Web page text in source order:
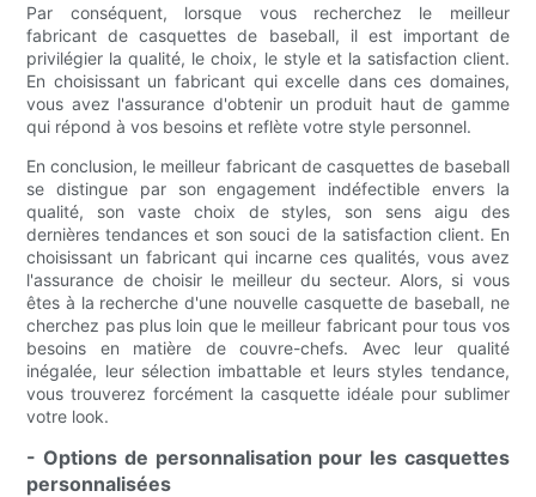
Par conséquent, lorsque vous recherchez le meilleur
fabricant de casquettes de baseball, il est important de
privilégier la qualité, le choix, le style et la satisfaction client.
En choisissant un fabricant qui excelle dans ces domaines,
vous avez l'assurance d'obtenir un produit haut de gamme
qui répond à vos besoins et reflète votre style personnel.
En conclusion, le meilleur fabricant de casquettes de baseball
se distingue par son engagement indéfectible envers la
qualité, son vaste choix de styles, son sens aigu des
dernières tendances et son souci de la satisfaction client. En
choisissant un fabricant qui incarne ces qualités, vous avez
l'assurance de choisir le meilleur du secteur. Alors, si vous
êtes à la recherche d'une nouvelle casquette de baseball, ne
cherchez pas plus loin que le meilleur fabricant pour tous vos
besoins en matière de couvre-chefs. Avec leur qualité
inégalée, leur sélection imbattable et leurs styles tendance,
vous trouverez forcément la casquette idéale pour sublimer
votre look.
- Options de personnalisation pour les casquettes
personnalisées